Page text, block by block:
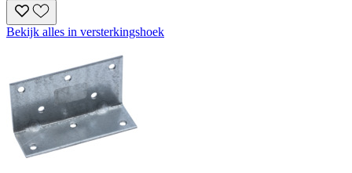
Bekijk alles in versterkingshoek